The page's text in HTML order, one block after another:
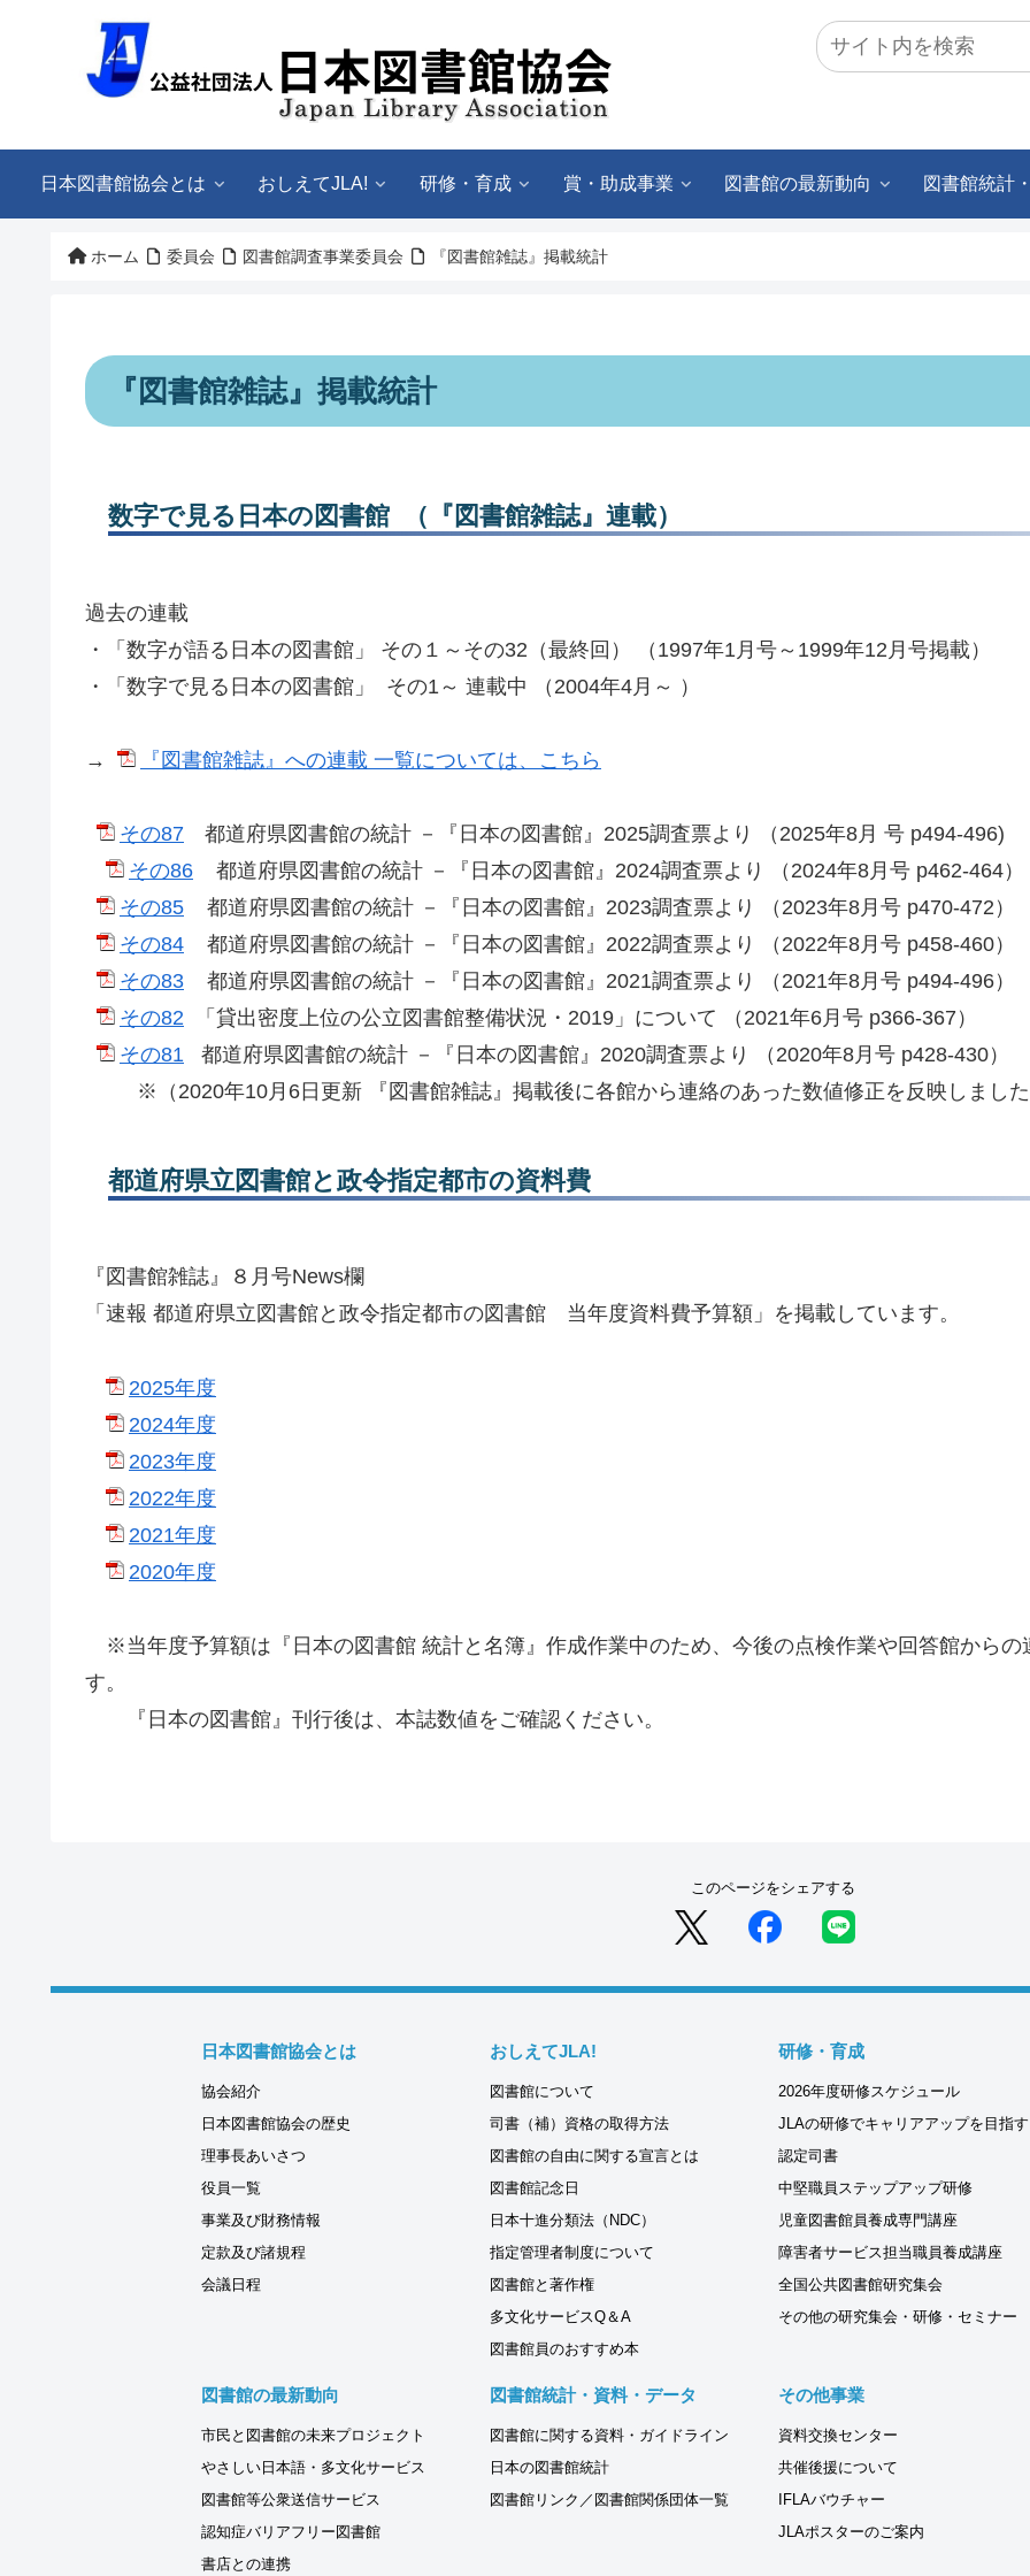
日本図書館協会とは おしえてJLA! 研修・育成 賞・助成事業 図書館の最新動向 図書館統計
ホーム 委員会 図書館調査事業委員会 『図書館雑誌』掲載統計
『図書館雑誌』掲載統計
数字で見る日本の図書館 （『図書館雑誌』連載）
過去の連載
・「数字が語る日本の図書館」 その１～その32（最終回） （1997年1月号～1999年12月号掲載）
・「数字で見る日本の図書館」 その1～ 連載中 （2004年4月～ ）
→ 『図書館雑誌』への連載 一覧については、こちら
その87 都道府県図書館の統計 －『日本の図書館』2025調査票より （2025年8月 号 p494-496)
その86 都道府県図書館の統計 －『日本の図書館』2024調査票より （2024年8月号 p462-464）
その85 都道府県図書館の統計 －『日本の図書館』2023調査票より （2023年8月号 p470-472）
その84 都道府県図書館の統計 －『日本の図書館』2022調査票より （2022年8月号 p458-460）
その83 都道府県図書館の統計 －『日本の図書館』2021調査票より （2021年8月号 p494-496）
その82 「貸出密度上位の公立図書館整備状況・2019」について （2021年6月号 p366-367）
その81 都道府県図書館の統計 －『日本の図書館』2020調査票より （2020年8月号 p428-430）
※（2020年10月6日更新 『図書館雑誌』掲載後に各館から連絡のあった数値修正を反映しまし
都道府県立図書館と政令指定都市の資料費
『図書館雑誌』８月号News欄
「速報 都道府県立図書館と政令指定都市の図書館 当年度資料費予算額」を掲載しています。
2025年度
2024年度
2023年度
2022年度
2021年度
2020年度
※当年度予算額は『日本の図書館 統計と名簿』作成作業中のため、今後の点検作業や回答館から
す。
『日本の図書館』刊行後は、本誌数値をご確認ください。
このページをシェアする
日本図書館協会とは
協会紹介
日本図書館協会の歴史
理事長あいさつ
役員一覧
事業及び財務情報
定款及び諸規程
会議日程
おしえてJLA!
図書館について
司書（補）資格の取得方法
図書館の自由に関する宣言とは
図書館記念日
日本十進分類法（NDC）
指定管理者制度について
図書館と著作権
多文化サービスQ＆A
図書館員のおすすめ本
研修・育成
2026年度研修スケジュール
JLAの研修でキャリアアップを目指
認定司書
中堅職員ステップアップ研修
児童図書館員養成専門講座
障害者サービス担当職員養成講座
全国公共図書館研究集会
その他の研究集会・研修・セミナー
図書館の最新動向
市民と図書館の未来プロジェクト
やさしい日本語・多文化サービス
図書館等公衆送信サービス
認知症バリアフリー図書館
書店との連携
図書館統計・資料・データ
図書館に関する資料・ガイドライン
日本の図書館統計
図書館リンク／図書館関係団体一覧
その他事業
資料交換センター
共催後援について
IFLAバウチャー
JLAポスターのご案内